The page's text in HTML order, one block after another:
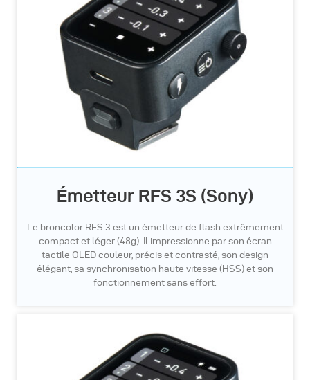
Émetteur RFS 3S (Sony)
Le broncolor RFS 3 est un émetteur de flash extrêmement
compact et léger (48g). Il impressionne par son écran
tactile OLED couleur, précis et contrasté, son design
élégant, sa synchronisation haute vitesse (HSS) et son
fonctionnement sans effort.